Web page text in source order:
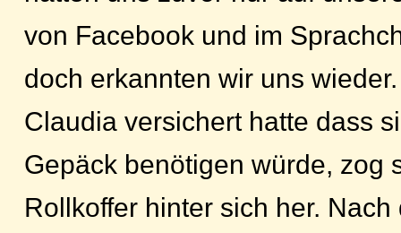
von Facebook und im
doch erkannten wir uns
Claudia versichert hatte dass
Gepäck benötigen würde, zog
Rollkoffer hinter sich her.